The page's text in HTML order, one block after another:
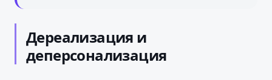
Дереализация и
деперсонализация